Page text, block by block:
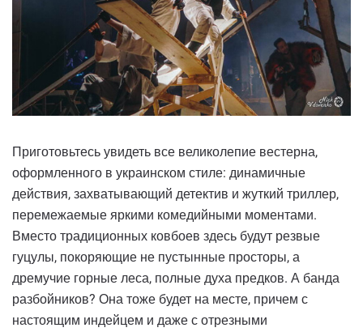
Приготовьтесь увидеть все великолепие вестерна,
оформленного в украинском стиле: динамичные
действия, захватывающий детектив и жуткий триллер,
перемежаемые яркими комедийными моментами.
Вместо традиционных ковбоев здесь будут резвые
гуцулы, покоряющие не пустынные просторы, а
дремучие горные леса, полные духа предков. А банда
разбойников? Она тоже будет на месте, причем с
настоящим индейцем и даже с отрезными